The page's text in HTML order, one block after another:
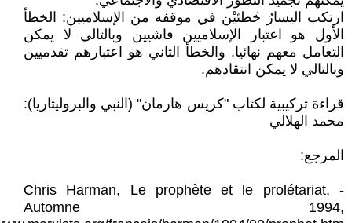
ارتكب اليسارُ خَطئيْن في موقفه من الإسلاميين: الخطأ
الأول هو اعتبار الإسلاميين فاشيين وبالتالي لا يمكن
التعامل معهم نهائيا. والخطأ الثاني هو اعتبارهم تقدميين
وبالتالي لا يمكن انتقادهم.
قراءة تركيبية لكتاب "كريس هارمان" (النبي والبروليتاريا):
محمد الهلالي
المرجع:
- Chris Harman, Le prophète et le prolétariat,
Automne 1994,